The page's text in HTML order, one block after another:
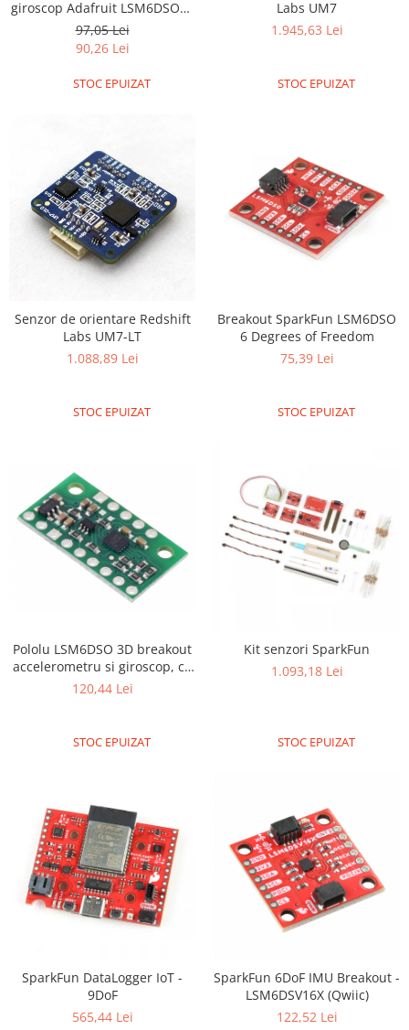
giroscop Adafruit LSM6DSO32
6-DoF
97,05 Lei
90,26 Lei
STOC EPUIZAT
Labs UM7
1.945,63 Lei
STOC EPUIZAT
Senzor de orientare Redshift
Labs UM7-LT
1.088,89 Lei
STOC EPUIZAT
Breakout SparkFun LSM6DSO
6 Degrees of Freedom
75,39 Lei
STOC EPUIZAT
Pololu LSM6DSO 3D breakout
accelerometru si giroscop, cu
stabilizator
120,44 Lei
STOC EPUIZAT
Kit senzori SparkFun
1.093,18 Lei
STOC EPUIZAT
SparkFun DataLogger IoT -
9DoF
565,44 Lei
SparkFun 6DoF IMU Breakout -
LSM6DSV16X (Qwiic)
122,52 Lei